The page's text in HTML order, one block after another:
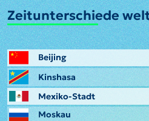
Zeitunterschiede
Beijing
Kinshasa
Mexiko-Stadt
Moskau